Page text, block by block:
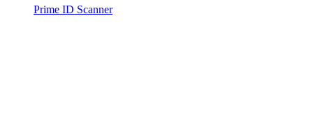
Prime ID Scanner